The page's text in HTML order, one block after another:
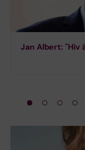
Jan Albert: "Hiv